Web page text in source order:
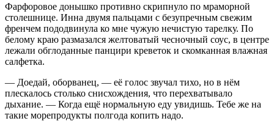
Фарфоровое донышко противно скрипнуло по мраморной
столешнице. Инна двумя пальцами с безупречным свежим
френчем пододвинула ко мне чужую нечистую тарелку. По
белому краю размазался желтоватый чесночный соус, в центре
лежали обглоданные панцири креветок и скомканная влажная
салфетка.
— Доедай, оборванец, — её голос звучал тихо, но в нём
плескалось столько снисхождения, что перехватывало
дыхание. — Когда ещё нормальную еду увидишь. Тебе же на
такие морепродукты полгода копить надо.